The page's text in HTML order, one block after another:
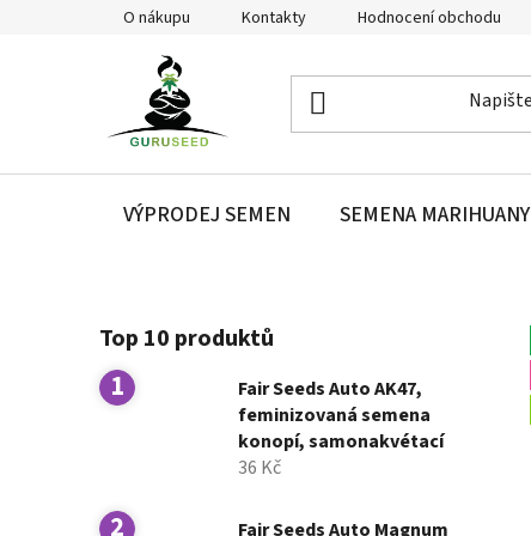
O nákupu Kontakty Hodnocení obchodu
VÝPRODEJ SEMEN SEMENA MARIHUANY
o
s
t
n
Top 10 produktů
Fair Seeds Auto AK47,
feminizovaná semena
konopí, samonakvétací
36 Kč
Fair Seeds Auto Magnum